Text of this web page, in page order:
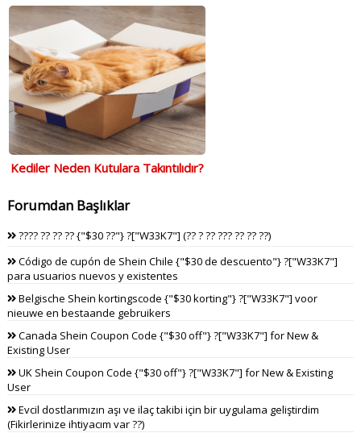
Kediler Neden Kutulara Takıntılıdır?
Forumdan Başlıklar
???? ?? ?? ?? {"$30 ??"} ?["W33K7"] (?? ? ?? ??? ?? ?? ??)
Código de cupón de Shein Chile {"$30 de descuento"} ?["W33K7"]
para usuarios nuevos y existentes
Belgische Shein kortingscode {"$30 korting"} ?["W33K7"] voor
nieuwe en bestaande gebruikers
Canada Shein Coupon Code {"$30 off"} ?["W33K7"] for New &
Existing User
UK Shein Coupon Code {"$30 off"} ?["W33K7"] for New & Existing
User
Evcil dostlarımızın aşı ve ilaç takibi için bir uygulama geliştirdim
(Fikirlerinize ihtiyacım var ??)